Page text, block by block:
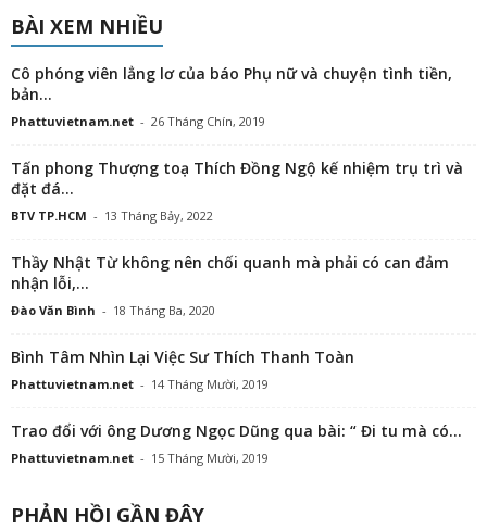
BÀI XEM NHIỀU
Cô phóng viên lẳng lơ của báo Phụ nữ và chuyện tình tiền,
bản...
Phattuvietnam.net - 26 Tháng Chín, 2019
Tấn phong Thượng toạ Thích Đồng Ngộ kế nhiệm trụ trì và
đặt đá...
BTV TP.HCM - 13 Tháng Bảy, 2022
Thầy Nhật Từ không nên chối quanh mà phải có can đảm
nhận lỗi,...
Đào Văn Bình - 18 Tháng Ba, 2020
Bình Tâm Nhìn Lại Việc Sư Thích Thanh Toàn
Phattuvietnam.net - 14 Tháng Mười, 2019
Trao đổi với ông Dương Ngọc Dũng qua bài: “ Đi tu mà có...
Phattuvietnam.net - 15 Tháng Mười, 2019
PHẢN HỒI GẦN ĐÂY